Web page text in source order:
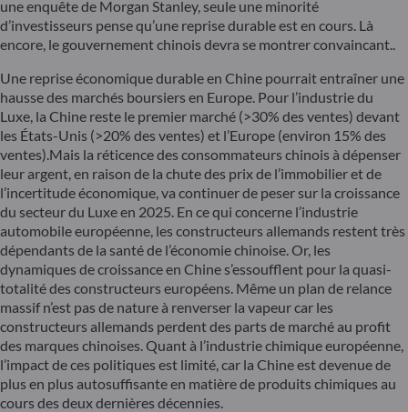
une enquête de Morgan Stanley, seule une minorité
d’investisseurs pense qu’une reprise durable est en cours. Là
encore, le gouvernement chinois devra se montrer convaincant..
Une reprise économique durable en Chine pourrait entraîner une
hausse des marchés boursiers en Europe. Pour l’industrie du
Luxe, la Chine reste le premier marché (>30% des ventes) devant
les États-Unis (>20% des ventes) et l’Europe (environ 15% des
ventes).Mais la réticence des consommateurs chinois à dépenser
leur argent, en raison de la chute des prix de l’immobilier et de
l’incertitude économique, va continuer de peser sur la croissance
du secteur du Luxe en 2025. En ce qui concerne l’industrie
automobile européenne, les constructeurs allemands restent très
dépendants de la santé de l’économie chinoise. Or, les
dynamiques de croissance en Chine s’essoufflent pour la quasi-
totalité des constructeurs européens. Même un plan de relance
massif n’est pas de nature à renverser la vapeur car les
constructeurs allemands perdent des parts de marché au profit
des marques chinoises. Quant à l’industrie chimique européenne,
l’impact de ces politiques est limité, car la Chine est devenue de
plus en plus autosuffisante en matière de produits chimiques au
cours des deux dernières décennies.